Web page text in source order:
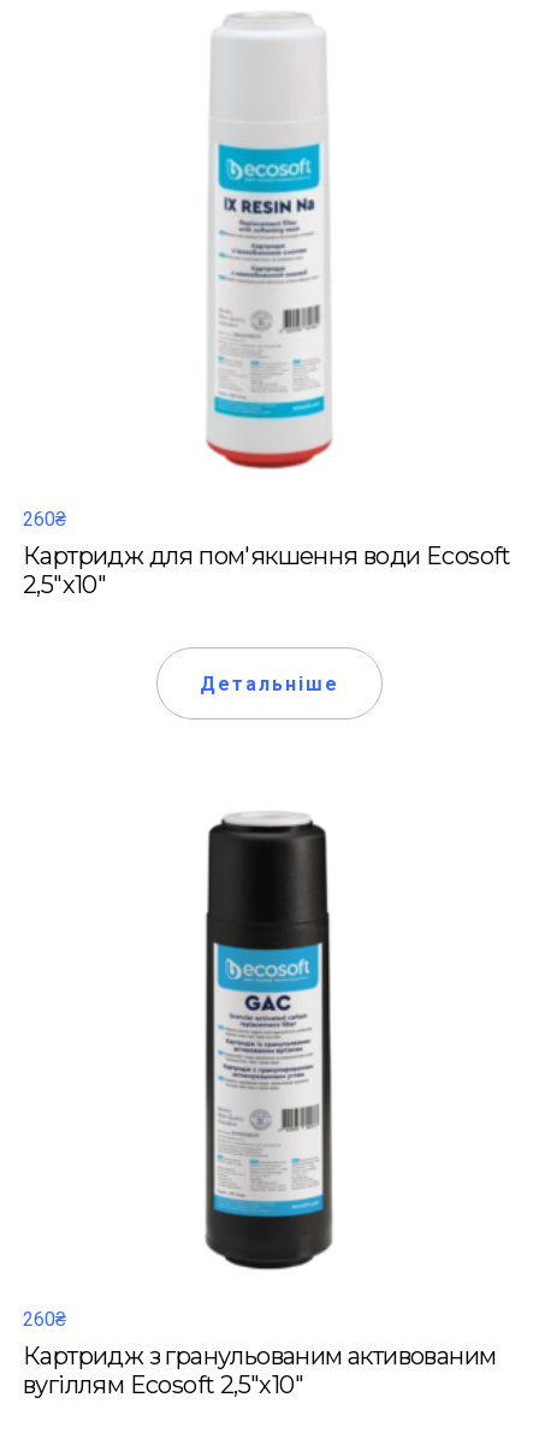
260₴
Картридж для пом'якшення води Ecosoft
2,5"х10"
Детальніше
260₴
Картридж з гранульованим активованим
вугіллям Ecosoft 2,5"х10"